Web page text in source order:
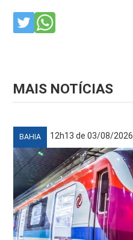
MAIS NOTÍCIAS
BAHIA 12h13 de 03/08/2026